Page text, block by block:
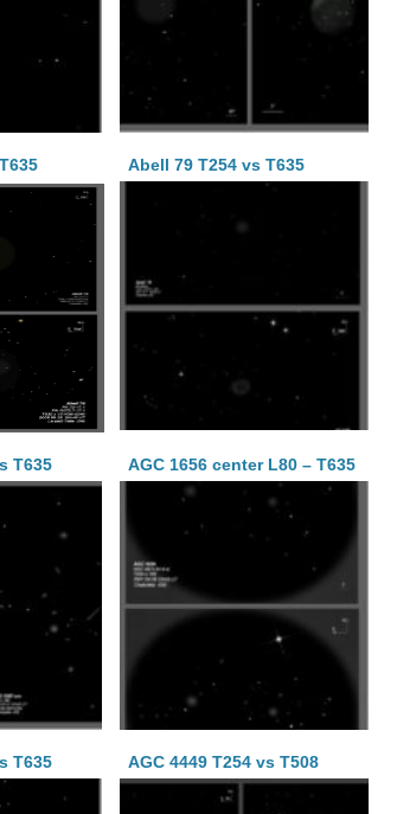
Abell 79 T254 vs T635
T635 AGC 1656 center L80 – T635
T635 AGC 4449 T254 vs T508